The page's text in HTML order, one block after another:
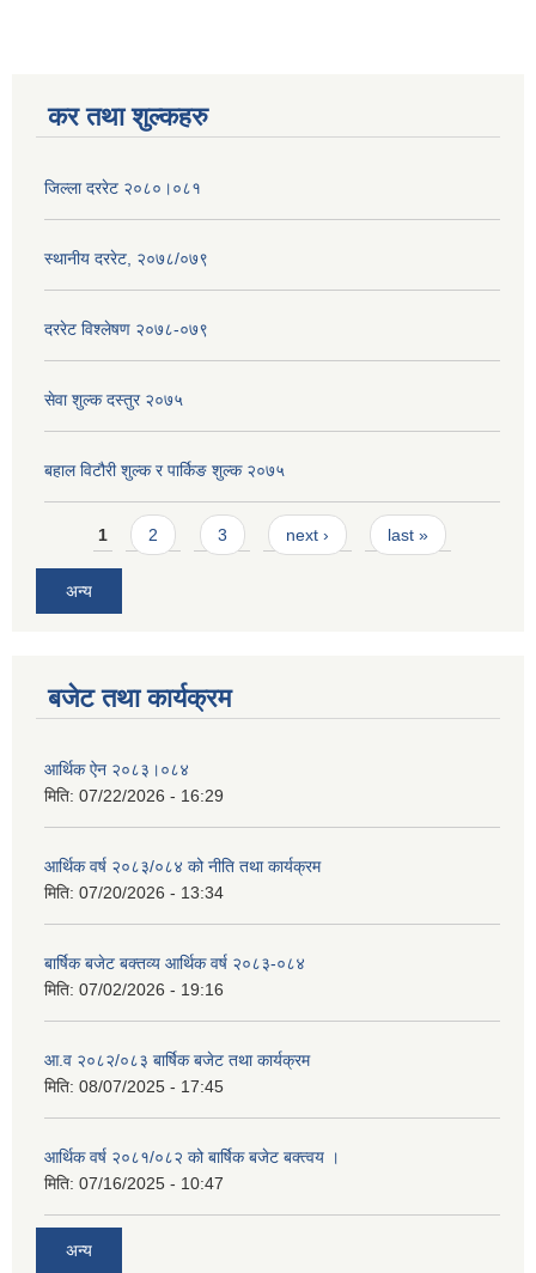
कर तथा शुल्कहरु
जिल्ला दररेट २०८०।०८१
स्थानीय दररेट, २०७८/०७९
दररेट विश्लेषण २०७८-०७९
सेवा शुल्क दस्तुर २०७५
बहाल विटौरी शुल्क र पार्किङ शुल्क २०७५
Pages
1 2 3 next › last »
अन्य
बजेट तथा कार्यक्रम
आर्थिक ऐन २०८३।०८४
मिति: 07/22/2026 - 16:29
आर्थिक वर्ष २०८३/०८४ को नीति तथा कार्यक्रम
मिति: 07/20/2026 - 13:34
बार्षिक बजेट बक्तव्य आर्थिक वर्ष २०८३-०८४
मिति: 07/02/2026 - 19:16
आ.व २०८२/०८३ बार्षिक बजेट तथा कार्यक्रम
मिति: 08/07/2025 - 17:45
आर्थिक वर्ष २०८१/०८२ को बार्षिक बजेट बक्त्वय ।
मिति: 07/16/2025 - 10:47
अन्य